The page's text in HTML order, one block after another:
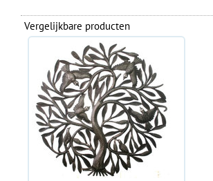
Vergelijkbare producten